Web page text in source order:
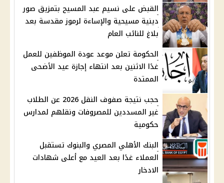
القبض على نسيم عبد المسيح بتمزيق صور
دينية مسيحية والإساءة لرموز مقدسة بعد
بلاغ للنائب العام
الحكومة تعلن موعد عودة الموظفين للعمل
غدًا الاثنين بعد انتهاء إجازة عيد الأضحى
الممتدة
حجب نتيجة صفوف النقل 2026 عن الطلاب
غير المسددين للمصروفات ونقلهم لمدارس
حكومية
البنك الأهلي المصري والبنوك تستقبل
العملاء غدًا بعد العيد مع أعلى شهادات
الادخار